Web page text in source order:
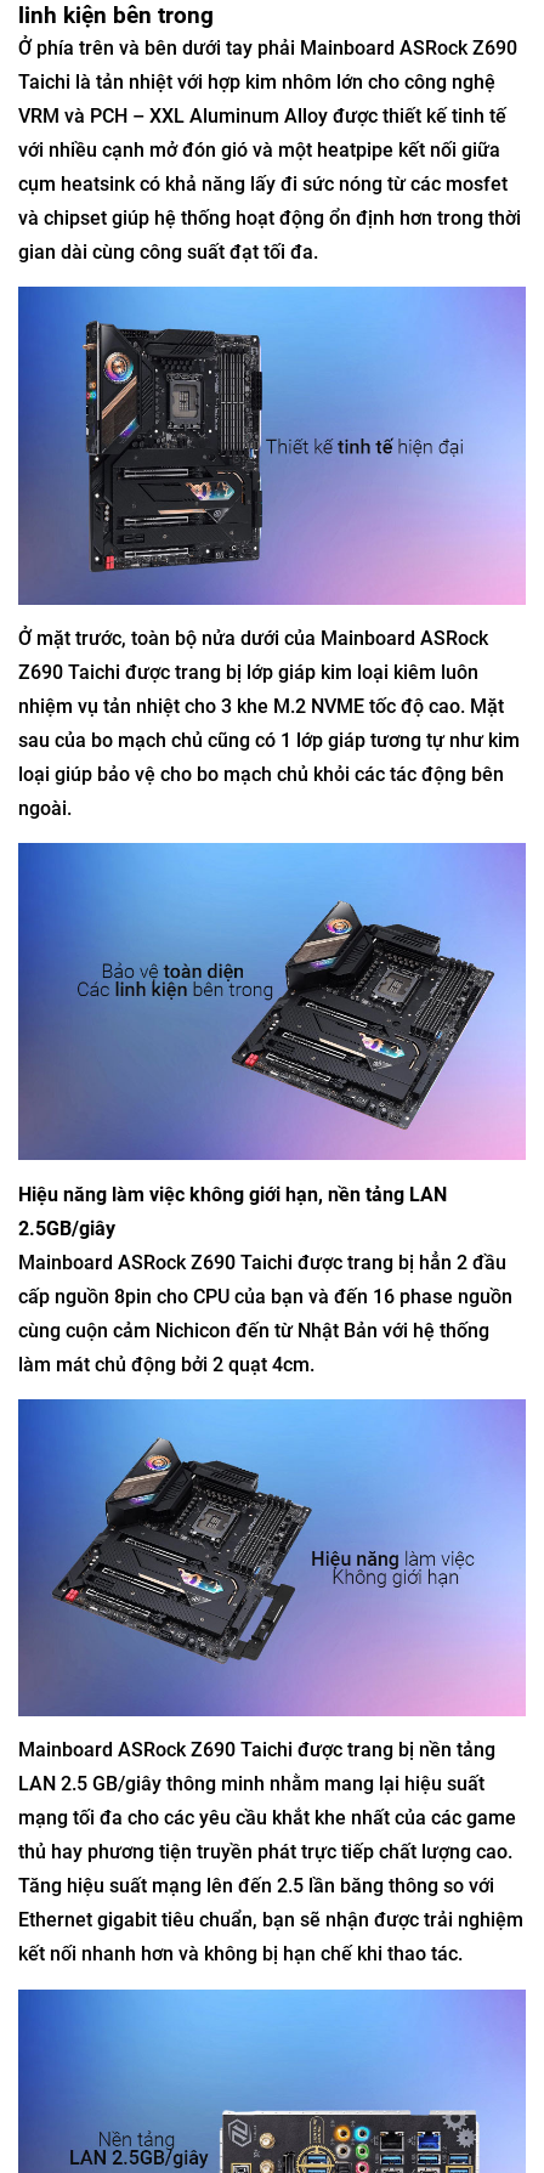
linh kiện bên trong
Ở phía trên và bên dưới tay phải Mainboard ASRock Z690
Taichi là tản nhiệt với hợp kim nhôm lớn cho công nghệ
VRM và PCH – XXL Aluminum Alloy được thiết kế tinh tế
với nhiều cạnh mở đón gió và một heatpipe kết nối giữa
cụm heatsink có khả năng lấy đi sức nóng từ các mosfet
và chipset giúp hệ thống hoạt động ổn định hơn trong thời
gian dài cùng công suất đạt tối đa.
Ở mặt trước, toàn bộ nửa dưới của Mainboard ASRock
Z690 Taichi được trang bị lớp giáp kim loại kiêm luôn
nhiệm vụ tản nhiệt cho 3 khe M.2 NVME tốc độ cao. Mặt
sau của bo mạch chủ cũng có 1 lớp giáp tương tự như kim
loại giúp bảo vệ cho bo mạch chủ khỏi các tác động bên
ngoài.
Hiệu năng làm việc không giới hạn, nền tảng LAN
2.5GB/giây
Mainboard ASRock Z690 Taichi được trang bị hẳn 2 đầu
cấp nguồn 8pin cho CPU của bạn và đến 16 phase nguồn
cùng cuộn cảm Nichicon đến từ Nhật Bản với hệ thống
làm mát chủ động bởi 2 quạt 4cm.
Mainboard ASRock Z690 Taichi được trang bị nền tảng
LAN 2.5 GB/giây thông minh nhằm mang lại hiệu suất
mạng tối đa cho các yêu cầu khắt khe nhất của các game
thủ hay phương tiện truyền phát trực tiếp chất lượng cao.
Tăng hiệu suất mạng lên đến 2.5 lần băng thông so với
Ethernet gigabit tiêu chuẩn, bạn sẽ nhận được trải nghiệm
kết nối nhanh hơn và không bị hạn chế khi thao tác.